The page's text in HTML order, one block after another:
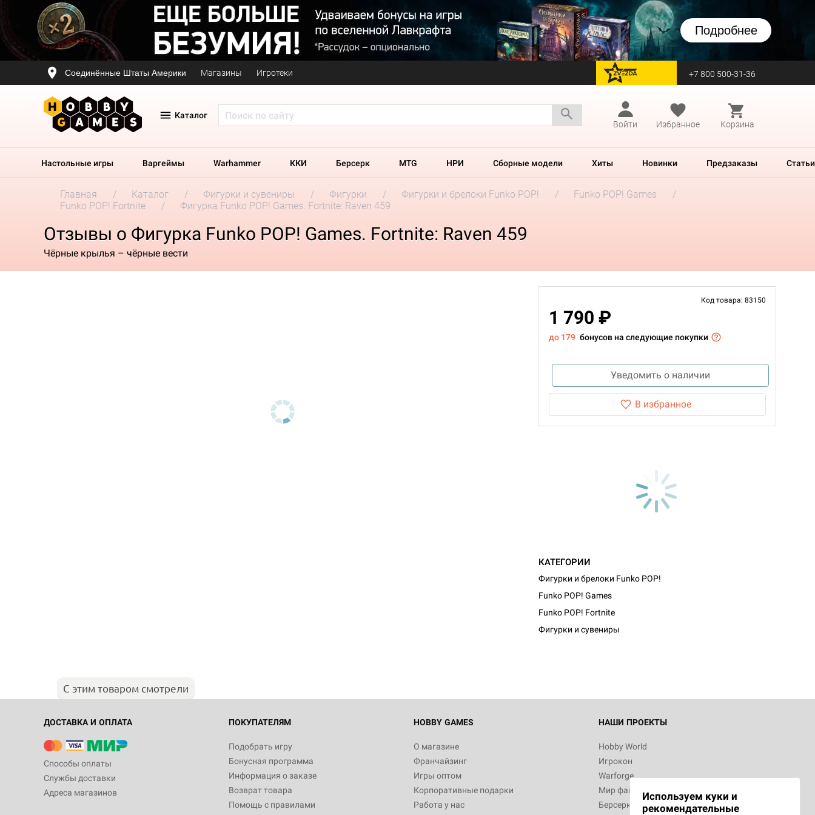
Подробнее
Соединённые Штаты Америки Магазины Игротеки перейти на Zvezda +7 800 500-31-36
Каталог
Войти
Избранное Корзина
Настольные игры Варгеймы Warhammer ККИ Берсерк MTG НРИ Сборные модели Хиты Новинки Предзаказы Статьи
Главная Каталог Фигурки и сувениры Фигурки Фигурки и брелоки Funko POP!
Funko POP! Games
Funko POP! Fortnite
Фигурка Funko POP! Games. Fortnite: Raven 459
Отзывы о Фигурка Funko POP! Games. Fortnite: Raven 459
Чёрные крылья – чёрные вести
Код товара: 83150
1 790 ₽
до 179 бонусов на следующие покупки
Уведомить о наличии
В избранное
КАТЕГОРИИ
Фигурки и брелоки Funko POP!
Funko POP! Games
Funko POP! Fortnite
Фигурки и сувениры
С этим товаром смотрели
ДОСТАВКА И ОПЛАТА
Способы оплаты
Службы доставки
Адреса магазинов
ПОКУПАТЕЛЯМ
Подобрать игру
Бонусная программа
Информация о заказе
Возврат товара
Помощь с правилами
HOBBY GAMES
О магазине
Франчайзинг
Игры оптом
Корпоративные подарки
Работа у нас
НАШИ ПРОЕКТЫ
Hobby World
Игрокон
Warforge
Мир фантастики
Берсерк
Используем куки и
рекомендательные